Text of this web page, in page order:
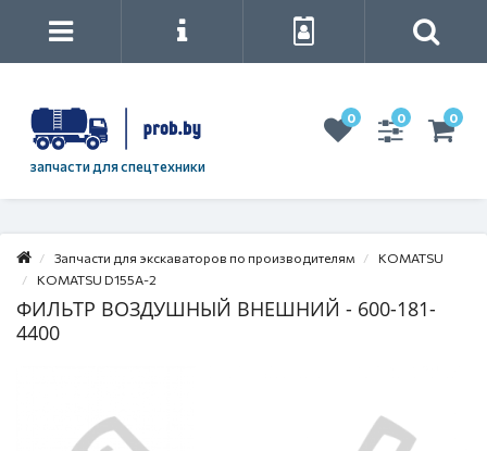
запчасти для спецтехники
0 0 0
Запчасти для экскаваторов по производителям
KOMATSU
KOMATSU D155A-2
ФИЛЬТР ВОЗДУШНЫЙ ВНЕШНИЙ - 600-181-
4400